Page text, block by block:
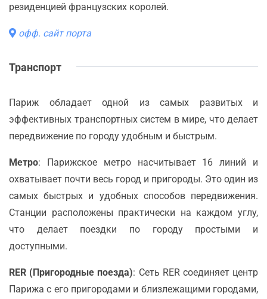
резиденцией французских королей.
офф. сайт порта
Транспорт
Париж обладает одной из самых развитых и
эффективных транспортных систем в мире, что делает
передвижение по городу удобным и быстрым.
Метро: Парижское метро насчитывает 16 линий и
охватывает почти весь город и пригороды. Это один из
самых быстрых и удобных способов передвижения.
Станции расположены практически на каждом углу,
что делает поездки по городу простыми и
доступными.
RER (Пригородные поезда): Сеть RER соединяет центр
Парижа с его пригородами и близлежащими городами,